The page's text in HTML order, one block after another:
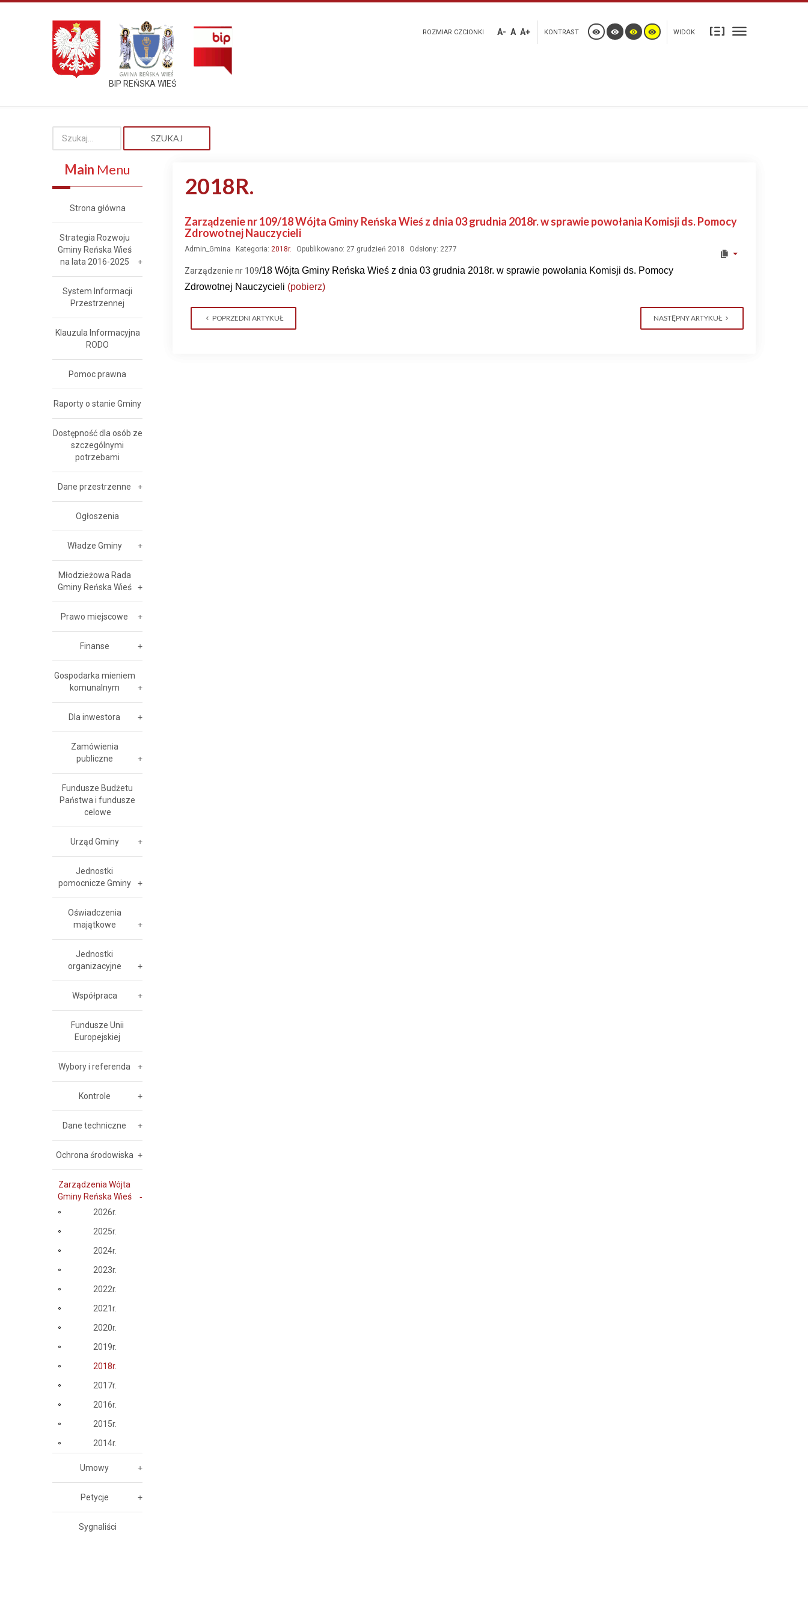
BIP REŃSKA WIEŚ
ROZMIAR CZCIONKI A- A A+ KONTRAST WIDOK
SZUKAJ
2018R.
Zarządzenie nr 109/18 Wójta Gminy Reńska Wieś z dnia 03 grudnia 2018r. w sprawie powołania Komisji ds. Pomocy
Zdrowotnej Nauczycieli
Admin_Gmina Kategoria: 2018r. Opublikowano: 27 grudzień 2018 Odsłony: 2277
Zarządzenie nr 109/18 Wójta Gminy Reńska Wieś z dnia 03 grudnia 2018r. w sprawie powołania Komisji ds. Pomocy
Zdrowotnej Nauczycieli (pobierz)
POPRZEDNI ARTYKUŁ NASTĘPNY ARTYKUŁ
Main Menu
Strona główna
Strategia Rozwoju
Gminy Reńska Wieś
na lata 2016-2025
System Informacji
Przestrzennej
Klauzula Informacyjna
RODO
Pomoc prawna
Raporty o stanie Gminy
Dostępność dla osób ze
szczególnymi
potrzebami
Dane przestrzenne
Ogłoszenia
Władze Gminy
Młodzieżowa Rada
Gminy Reńska Wieś
Prawo miejscowe
Finanse
Gospodarka mieniem
komunalnym
Dla inwestora
Zamówienia
publiczne
Fundusze Budżetu
Państwa i fundusze
celowe
Urząd Gminy
Jednostki
pomocnicze Gminy
Oświadczenia
majątkowe
Jednostki
organizacyjne
Współpraca
Fundusze Unii
Europejskiej
Wybory i referenda
Kontrole
Dane techniczne
Ochrona środowiska
Zarządzenia Wójta
Gminy Reńska Wieś
2026r.
2025r.
2024r.
2023r.
2022r.
2021r.
2020r.
2019r.
2018r.
2017r.
2016r.
2015r.
2014r.
Umowy
Petycje
Sygnaliści